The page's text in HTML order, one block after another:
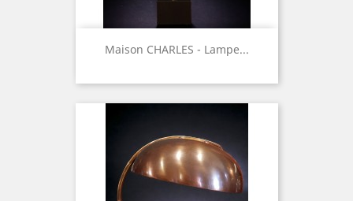
Maison CHARLES - Lampe...